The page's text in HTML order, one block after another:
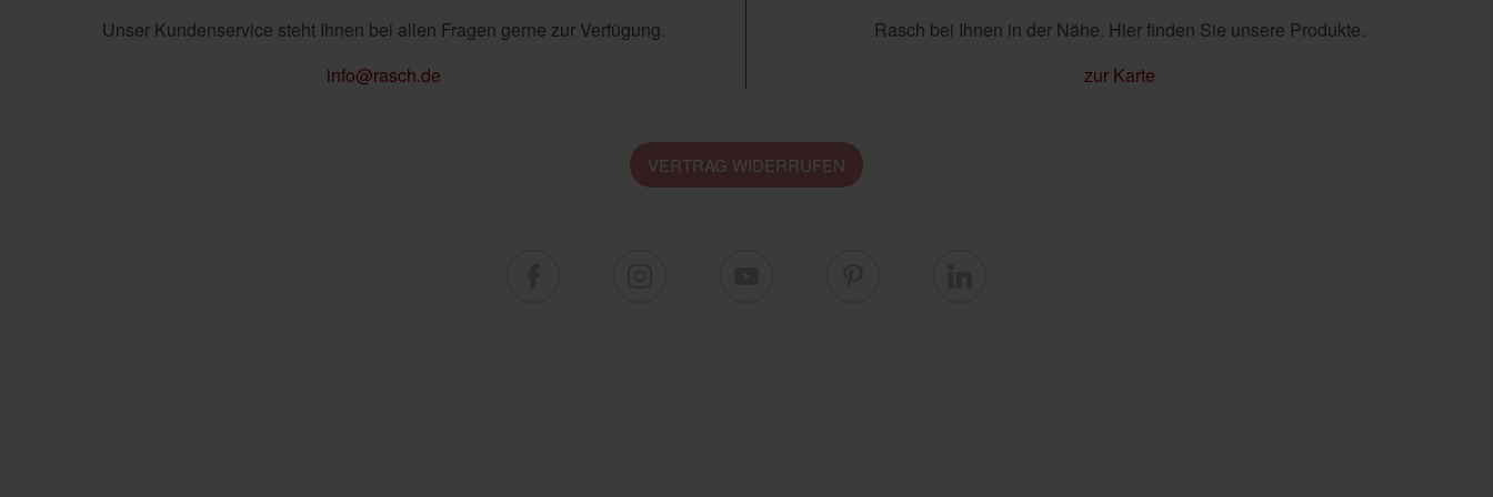
Unser Kundenservice steht Ihnen bei allen Fragen gerne zur Verfügung.
info@rasch.de
Rasch bei Ihnen in der Nähe. Hier finden Sie unsere Produkte.
zur Karte
VERTRAG WIDERRUFEN